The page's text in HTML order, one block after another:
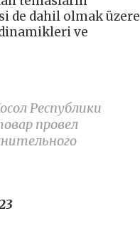
de dahil olmak üzere
ve
Республики
провел